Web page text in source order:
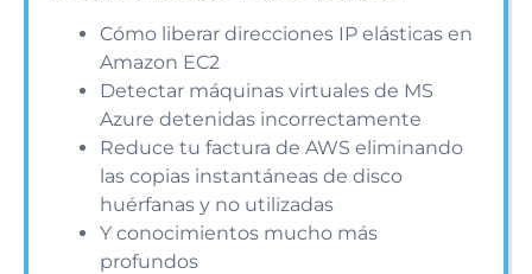
Cómo liberar direcciones IP elásticas en
Amazon EC2
Detectar máquinas virtuales de MS
Azure detenidas incorrectamente
Reduce tu factura de AWS eliminando
las copias instantáneas de disco
huérfanas y no utilizadas
Y conocimientos mucho más
profundos